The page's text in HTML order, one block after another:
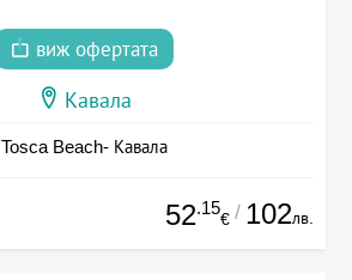
виж офертата
Кавала
Tosca Beach- Кавала
52.15
€ / 102лв.